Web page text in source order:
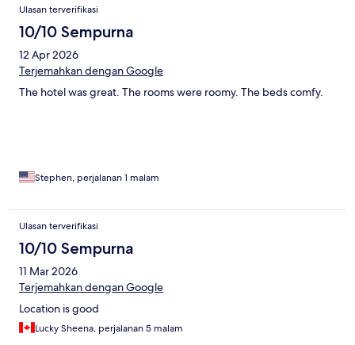
Ulasan terverifikasi
10/10 Sempurna
12 Apr 2026
Terjemahkan dengan Google
The hotel was great. The rooms were roomy. The beds comfy.
Stephen, perjalanan 1 malam
Ulasan terverifikasi
10/10 Sempurna
11 Mar 2026
Terjemahkan dengan Google
Location is good
Lucky Sheena, perjalanan 5 malam